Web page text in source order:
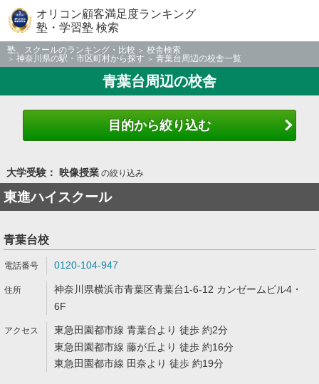
オリコン顧客満足度ランキング
塾・学習塾 検索
塾、スクールのランキング・比較
校舎検索
神奈川県の駅・市区町村から探す
青葉台周辺の校舎一覧
青葉台周辺の校舎
目的から絞り込む
大学受験： 映像授業の絞り込み
東進ハイスクール
青葉台校
0120-104-947
神奈川県横浜市青葉区青葉台1-6-12 カンゼームビル4・
6F
東急田園都市線 青葉台より 徒歩 約2分
東急田園都市線 藤が丘より 徒歩 約16分
東急田園都市線 田奈より 徒歩 約19分